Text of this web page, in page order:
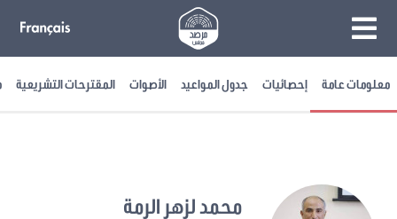
معلومات عامة إحصائيات جدول المواعيد الأصوات المقترحات التشريعية
محمد لزهر الرمة